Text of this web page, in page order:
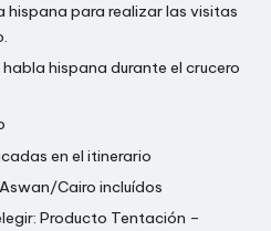
hispana para realizar las visitas
hispana durante el crucero
en el itinerario
Cairo incluídos
Producto Tentación –